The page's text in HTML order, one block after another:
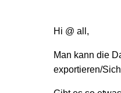
Hi @ all,
Man kann die
exportieren/